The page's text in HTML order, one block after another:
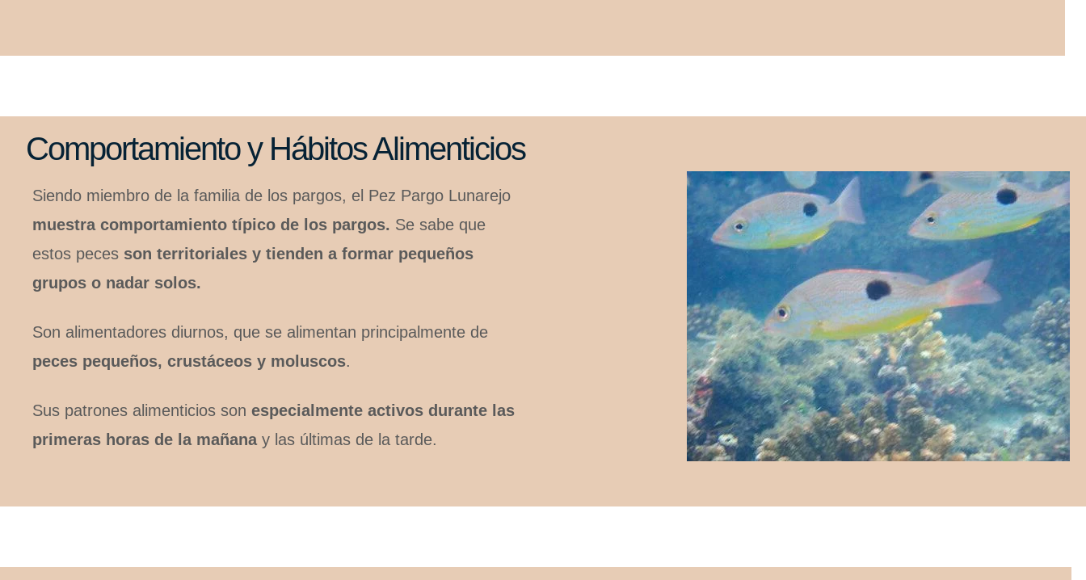
Comportamiento y Hábitos Alimenticios
Siendo miembro de la familia de los pargos, el Pez Pargo Lunarejo
muestra comportamiento típico de los pargos. Se sabe que
estos peces son territoriales y tienden a formar pequeños
grupos o nadar solos.
Son alimentadores diurnos, que se alimentan principalmente de
peces pequeños, crustáceos y moluscos.
Sus patrones alimenticios son especialmente activos durante las
primeras horas de la mañanay las últimas de la tarde.